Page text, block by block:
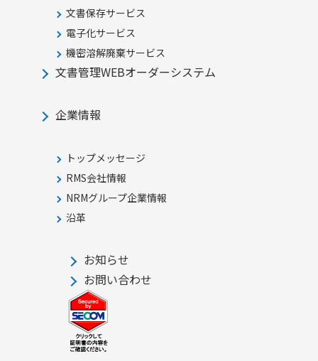
文書保存サービス
電子化サービス
機密溶解廃棄サービス
文書管理WEBオーダーシステム
企業情報
トップメッセージ
RMS会社情報
NRMグループ企業情報
沿革
お知らせ
お問い合わせ